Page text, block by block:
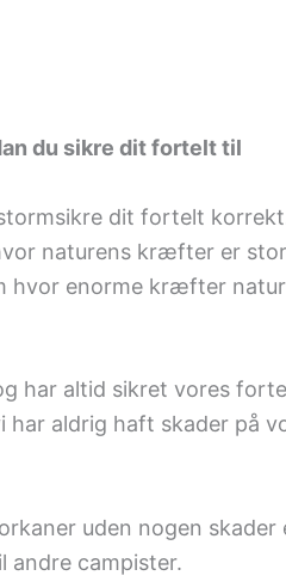
du sikre dit fortelt til
dit fortelt
naturens kræfter er
hvor enorme kræfter
har altid sikret vores
har aldrig haft skader på
uden nogen skader
andre campister.